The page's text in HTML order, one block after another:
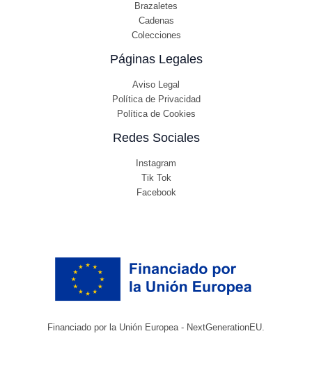
Brazaletes
Cadenas
Colecciones
Páginas Legales
Aviso Legal
Política de Privacidad
Política de Cookies
Redes Sociales
Instagram
Tik Tok
Facebook
Financiado por la Unión Europea - NextGenerationEU.